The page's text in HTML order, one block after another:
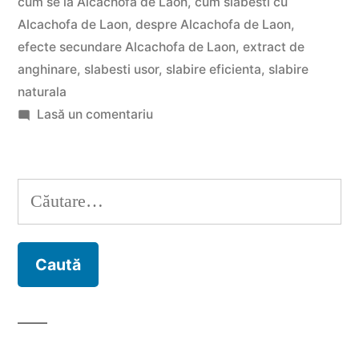
anghinare”
Alcachofa de Laon, despre Alcachofa de Laon,
efecte secundare Alcachofa de Laon, extract de
anghinare, slabesti usor, slabire eficienta, slabire
naturala
Lasă un comentariula
Laon,
de
Caută
după: